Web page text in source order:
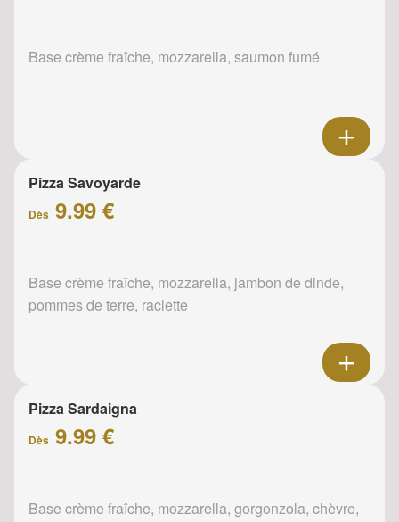
Base crème fraîche, mozzarella, saumon fumé
Pizza Savoyarde
Dès 9.99 €
Base crème fraîche, mozzarella, jambon de dinde,
pommes de terre, raclette
Pizza Sardaigna
Dès 9.99 €
Base crème fraîche, mozzarella, gorgonzola, chèvre,